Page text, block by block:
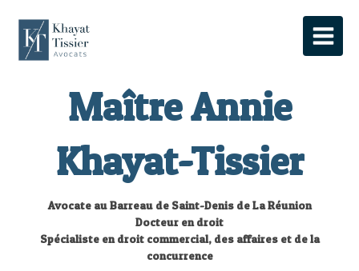
Maître Annie
Khayat-Tissier
Avocate au Barreau de Saint-Denis de La Réunion
Docteur en droit
Spécialiste en droit commercial, des affaires et de la
concurrence